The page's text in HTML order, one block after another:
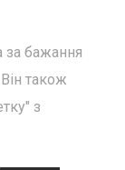
бажання
також
з